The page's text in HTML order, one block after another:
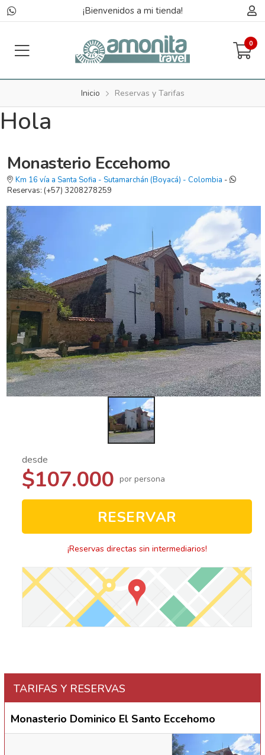
¡Bienvenidos a mi tienda!
0
Inicio Reservas y Tarifas
Hola
Monasterio Eccehomo
Km 16 vía a Santa Sofia - Sutamarchán (Boyacá) - Colombia -
Reservas: (+57) 3208278259
desde
$107.000 por persona
RESERVAR
¡Reservas directas sin intermediarios!
TARIFAS Y RESERVAS
Monasterio Dominico El Santo Eccehomo